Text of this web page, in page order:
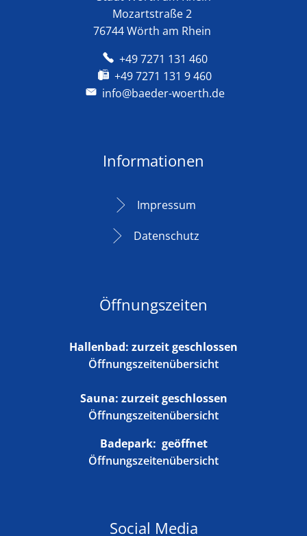
Mozartstraße 2
76744 Wörth am Rhein
+49 7271 131 460
+49 7271 131 9 460
info@baeder-woerth.de
Informationen
Impressum
Datenschutz
Öffnungszeiten
Hallenbad: zurzeit geschlossen
Öffnungszeitenübersicht
Sauna: zurzeit geschlossen
Öffnungszeitenübersicht
Badepark: geöffnet
Öffnungszeitenübersicht
Social Media